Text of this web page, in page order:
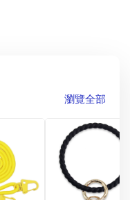
瀏覽全部